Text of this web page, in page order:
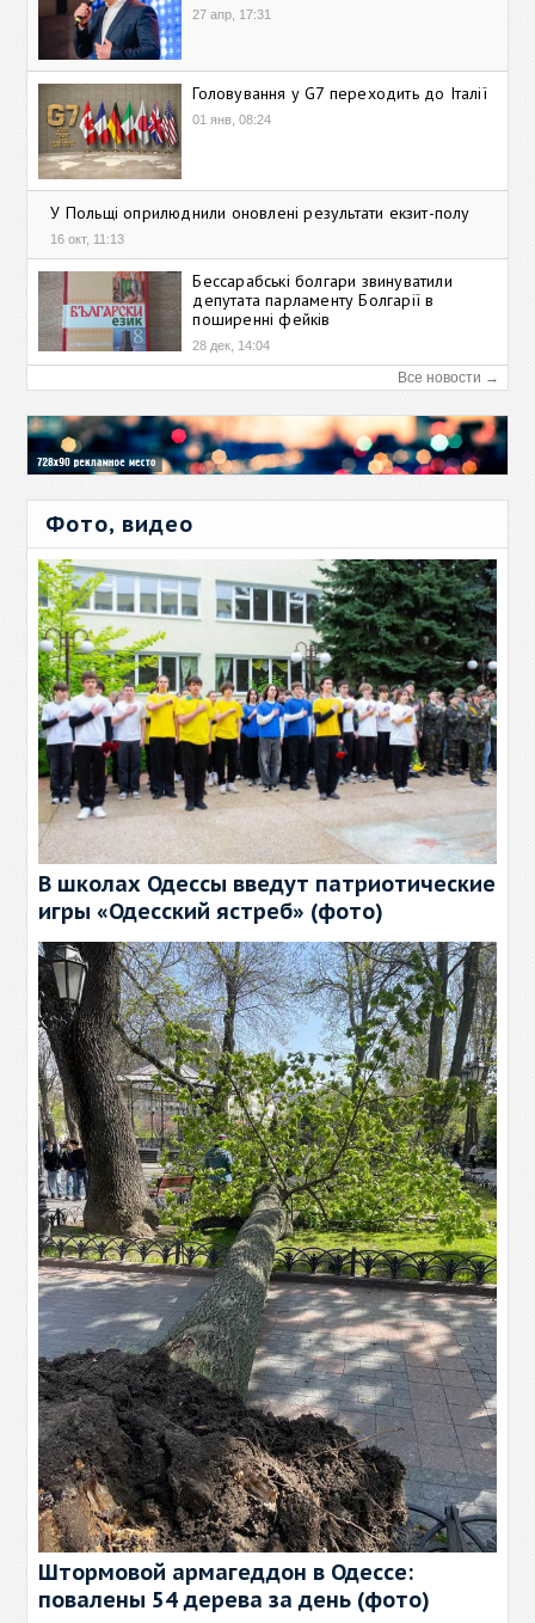
27 апр, 17:31
Головування у G7 переходить до Італії
01 янв, 08:24
У Польщі оприлюднили оновлені результати екзит-полу
16 окт, 11:13
Бессарабські болгари звинуватили
депутата парламенту Болгарії в
поширенні фейків
28 дек, 14:04
Все новости →
Фото, видео
В школах Одессы введут патриотические
игры «Одесский ястреб» (фото)
Штормовой армагеддон в Одессе:
повалены 54 дерева за день (фото)